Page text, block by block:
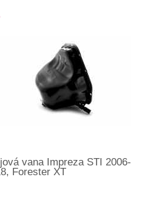
vana Impreza STI 2006-
Forester XT